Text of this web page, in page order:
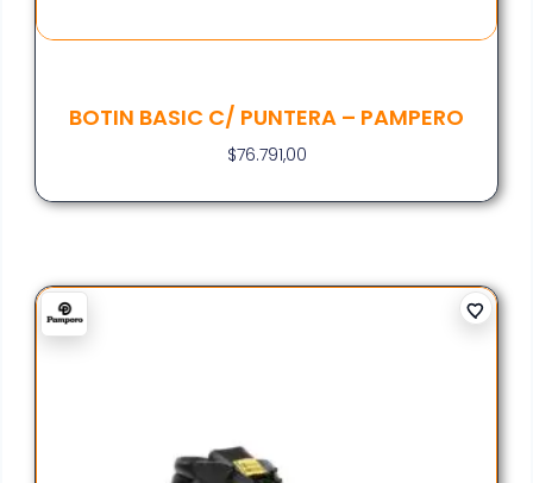
BOTIN BASIC C/ PUNTERA – PAMPERO
$76.791,00